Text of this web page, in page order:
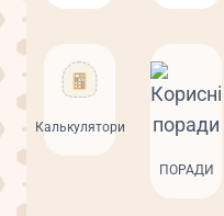
Калькулятори
ПОРАДИ